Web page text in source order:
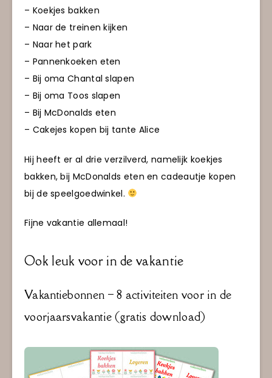
– Koekjes bakken
– Naar de treinen kijken
– Naar het park
– Pannenkoeken eten
– Bij oma Chantal slapen
– Bij oma Toos slapen
– Bij McDonalds eten
– Cakejes kopen bij tante Alice
Hij heeft er al drie verzilverd, namelijk koekjes
bakken, bij McDonalds eten en cadeautje kopen
bij de speelgoedwinkel.
Fijne vakantie allemaal!
Ook leuk voor in de vakantie
Vakantiebonnen – 8 activiteiten voor in de
voorjaarsvakantie (gratis download)